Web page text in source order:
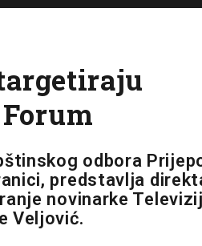
odbora
predstavlja
novinarke
Veljović.